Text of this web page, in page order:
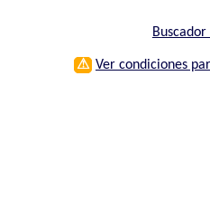
⚠ Ver condiciones